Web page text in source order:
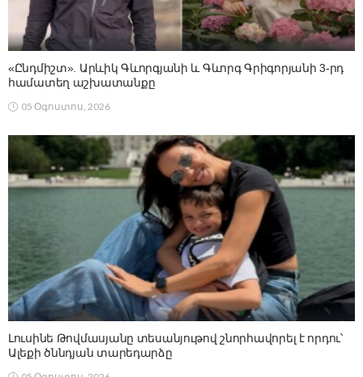
«Ընդմիշտ». Արևիկ Գևորգյանի և Գևորգ Գրիգորյանի 3-րդ
համատեղ աշխատանքը
05 Օգոստոս, 2026
Լուսինե Թովմասյանը տեսանյութով շնորհավորել է որդու՝
Ալեքի ծննդյան տարեդարձը